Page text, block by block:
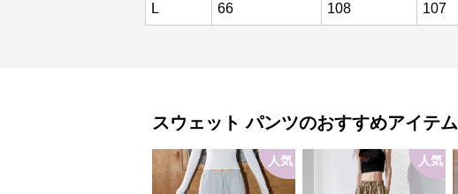
L 66 108 107
スウェット パンツのおすすめアイテム
人気 人気